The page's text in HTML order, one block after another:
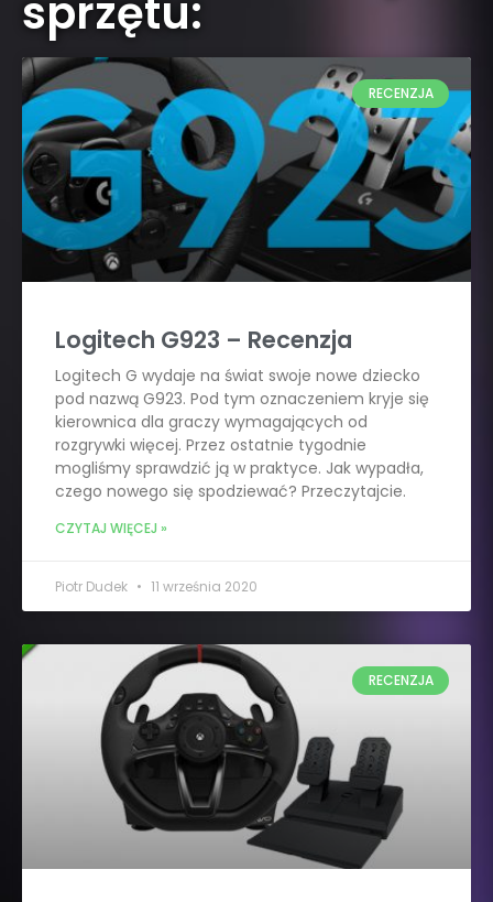
sprzętu:
RECENZJA
Logitech G923 – Recenzja
Logitech G wydaje na świat swoje nowe dziecko
pod nazwą G923. Pod tym oznaczeniem kryje się
kierownica dla graczy wymagających od
rozgrywki więcej. Przez ostatnie tygodnie
mogliśmy sprawdzić ją w praktyce. Jak wypadła,
czego nowego się spodziewać? Przeczytajcie.
CZYTAJ WIĘCEJ »
Piotr Dudek 11 września 2020
RECENZJA